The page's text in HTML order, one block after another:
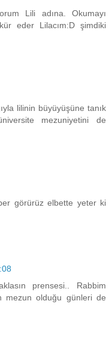
Lili adına. Okumayı
eder Lilacım:D şimdiki
lilinin büyüyüşüne tanık
mezuniyetini de
görürüz elbette yeter ki
prensesi.. Rabbim
mezun olduğu günleri de